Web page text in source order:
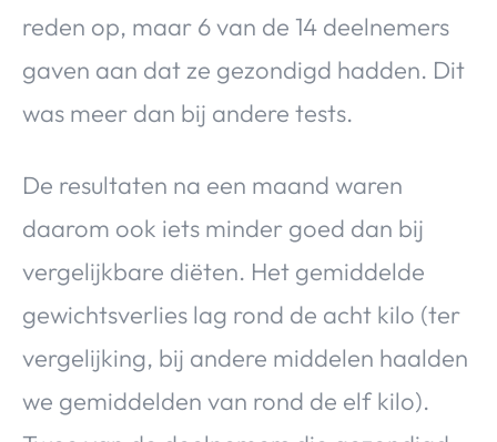
reden op, maar 6 van de 14 deelnemers
gaven aan dat ze gezondigd hadden. Dit
was meer dan bij andere tests.
De resultaten na een maand waren
daarom ook iets minder goed dan bij
vergelijkbare diëten. Het gemiddelde
gewichtsverlies lag rond de acht kilo (ter
vergelijking, bij andere middelen haalden
we gemiddelden van rond de elf kilo).